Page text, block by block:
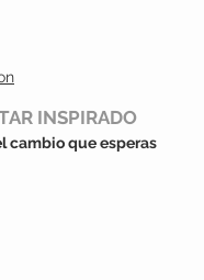
INSPIRADO
cambio que esperas